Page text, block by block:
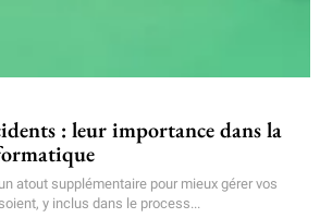
: leur importance dans la
atout supplémentaire pour mieux gérer vos
y inclus dans le process...